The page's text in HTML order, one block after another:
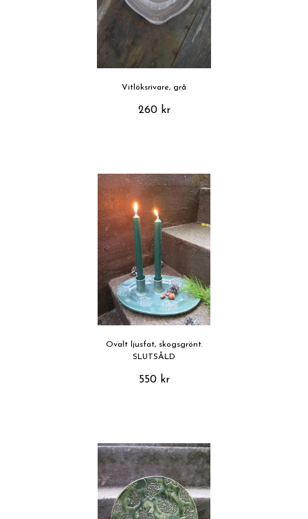
Vitlöksrivare, grå
260 kr
Ovalt ljusfat, skogsgrönt.
SLUTSÅLD
550 kr